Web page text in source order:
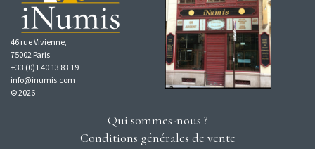
46 rue Vivienne,
75002 Paris
+33 (0)1 40 13 83 19
info@inumis.com
© 2026
Qui sommes-nous ?
Conditions générales de vente